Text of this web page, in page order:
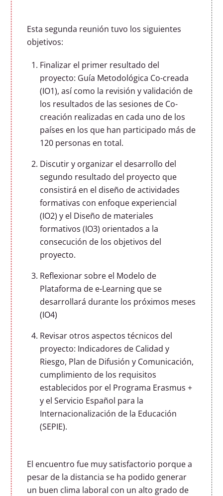
Esta segunda reunión tuvo los siguientes
objetivos:
Finalizar el primer resultado del
proyecto: Guía Metodológica Co-creada
(IO1), así como la revisión y validación de
los resultados de las sesiones de Co-
creación realizadas en cada uno de los
países en los que han participado más de
120 personas en total.
Discutir y organizar el desarrollo del
segundo resultado del proyecto que
consistirá en el diseño de actividades
formativas con enfoque experiencial
(IO2) y el Diseño de materiales
formativos (IO3) orientados a la
consecución de los objetivos del
proyecto.
Reflexionar sobre el Modelo de
Plataforma de e-Learning que se
desarrollará durante los próximos meses
(IO4)
Revisar otros aspectos técnicos del
proyecto: Indicadores de Calidad y
Riesgo, Plan de Difusión y Comunicación,
cumplimiento de los requisitos
establecidos por el Programa Erasmus +
y el Servicio Español para la
Internacionalización de la Educación
(SEPIE).
El encuentro fue muy satisfactorio porque a
pesar de la distancia se ha podido generar
un buen clima laboral con un alto grado de